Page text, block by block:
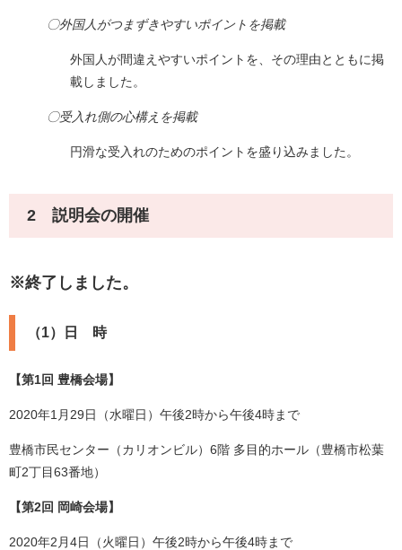
〇外国人がつまずきやすいポイントを掲載
外国人が間違えやすいポイントを、その理由とともに掲
載しました。
〇受入れ側の心構えを掲載
円滑な受入れのためのポイントを盛り込みました。
2 説明会の開催
※終了しました。
（1）日 時
【第1回 豊橋会場】
2020年1月29日（水曜日）午後2時から午後4時まで
豊橋市民センター（カリオンビル）6階 多目的ホール（豊橋市松葉
町2丁目63番地）
【第2回 岡崎会場】
2020年2月4日（火曜日）午後2時から午後4時まで